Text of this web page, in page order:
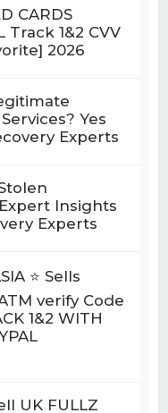
CARDS
Track 1&2 CVV
2026
Yes
Experts
Insights
Experts
⭐️ Sells
verify Code
1&2 WITH
UK FULLZ